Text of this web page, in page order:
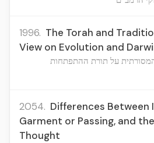
1996. The Torah and
View on Evolution and
על תורת ההתפתחות
2054. Differences Between
Garment or Passing, and
Thought